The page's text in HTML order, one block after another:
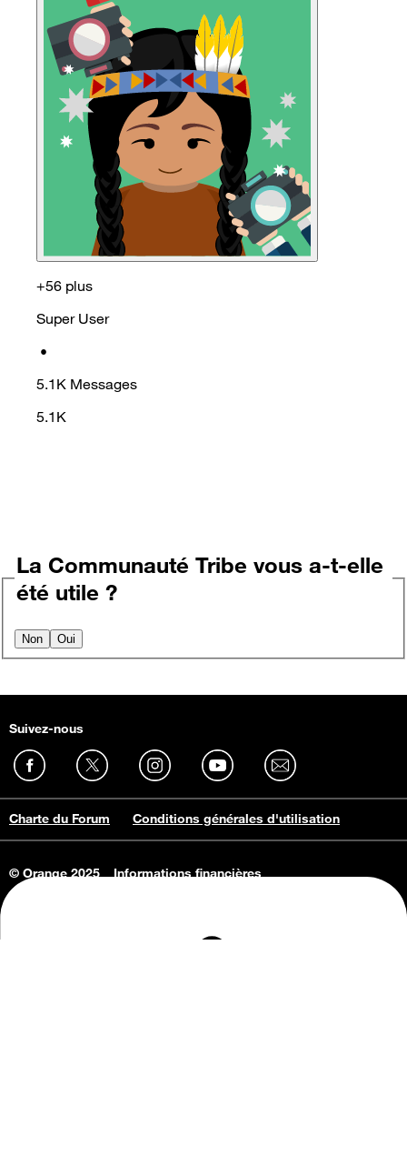
+56 plus
Super User
•
5.1K Messages
5.1K
La Communauté Tribe vous a-t-elle
été utile ?
Non Oui
Suivez-nous
Charte du Forum Conditions générales d'utilisation
© Orange 2025
Informations financières